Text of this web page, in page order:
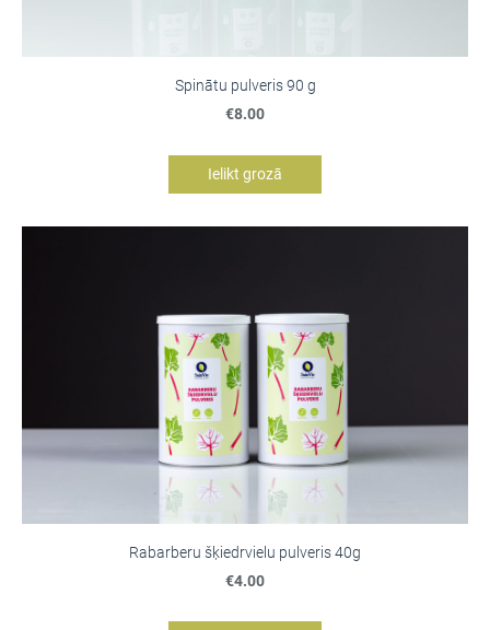
Spinātu pulveris 90 g
€8.00
Ielikt grozā
Rabarberu šķiedrvielu pulveris 40g
€4.00